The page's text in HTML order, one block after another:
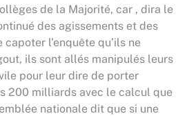
de la Majorité, car , dira le
des agissements et des
l’enquête qu’ils ne
ils sont allés manipulés leurs
pour leur dire de porter
200 milliards avec le calcul que
nationale dit que si une